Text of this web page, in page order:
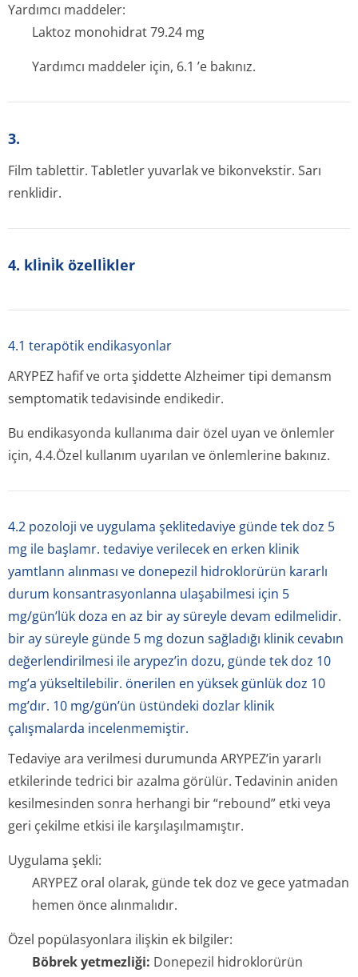
Yardımcı maddeler:
Laktoz monohidrat 79.24 mg
Yardımcı maddeler için, 6.1 ’e bakınız.
3.
Film tablettir. Tabletler yuvarlak ve bikonvekstir. Sarı
renklidir.
4. kli̇ni̇k özelli̇kler
4.1 terapötik endikasyonlar
ARYPEZ hafif ve orta şiddette Alzheimer tipi demansm
semptomatik tedavisinde endikedir.
Bu endikasyonda kullanıma dair özel uyan ve önlemler
için, 4.4.Özel kullanım uyarılan ve önlemlerine bakınız.
4.2 pozoloji ve uygulama şeklitedaviye günde tek doz 5
mg ile başlamr. tedaviye verilecek en erken klinik
yamtlann alınması ve donepezil hidroklorürün kararlı
durum konsantrasyonlanna ulaşabilmesi için 5
mg/gün’lük doza en az bir ay süreyle devam edilmelidir.
bir ay süreyle günde 5 mg dozun sağladığı klinik cevabın
değerlendirilmesi ile arypez’in dozu, günde tek doz 10
mg’a yükseltilebilir. önerilen en yüksek günlük doz 10
mg’dır. 10 mg/gün’ün üstündeki dozlar klinik
çalışmalarda incelenmemiştir.
Tedaviye ara verilmesi durumunda ARYPEZ’in yararlı
etkilerinde tedrici bir azalma görülür. Tedavinin aniden
kesilmesinden sonra herhangi bir “rebound” etki veya
geri çekilme etkisi ile karşılaşılmamıştır.
Uygulama şekli:
ARYPEZ oral olarak, günde tek doz ve gece yatmadan
hemen önce alınmalıdır.
Özel popülasyonlara ilişkin ek bilgiler:
Böbrek yetmezliği: Donepezil hidroklorürün